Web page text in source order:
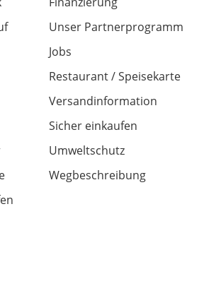
Unser Partnerprogramm
Jobs
Restaurant / Speisekarte
Versandinformation
Sicher einkaufen
Umweltschutz
Wegbeschreibung